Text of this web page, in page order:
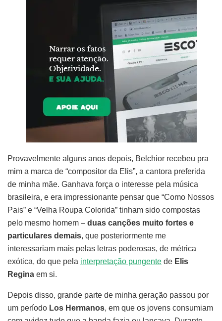
Provavelmente alguns anos depois, Belchior recebeu pra
mim a marca de “compositor da Elis”, a cantora preferida
de minha mãe. Ganhava força o interesse pela música
brasileira, e era impressionante pensar que “Como Nossos
Pais” e “Velha Roupa Colorida” tinham sido compostas
pelo mesmo homem – duas canções muito fortes e
particulares demais, que posteriormente me
interessariam mais pelas letras poderosas, de métrica
exótica, do que pela interpretação pungente de Elis
Regina em si.
Depois disso, grande parte de minha geração passou por
um período Los Hermanos, em que os jovens consumiam